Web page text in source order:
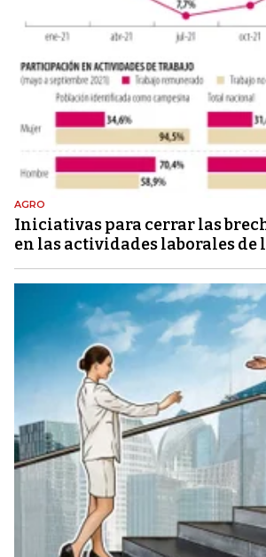
AGRO
Iniciativas para cerrar las
en las actividades laborales